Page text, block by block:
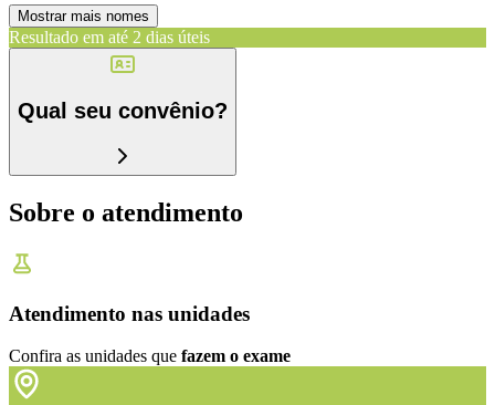
Mostrar mais nomes
Resultado em até 2 dias úteis
Qual seu convênio?
Sobre o atendimento
Atendimento nas unidades
Confira as unidades que fazem o exame